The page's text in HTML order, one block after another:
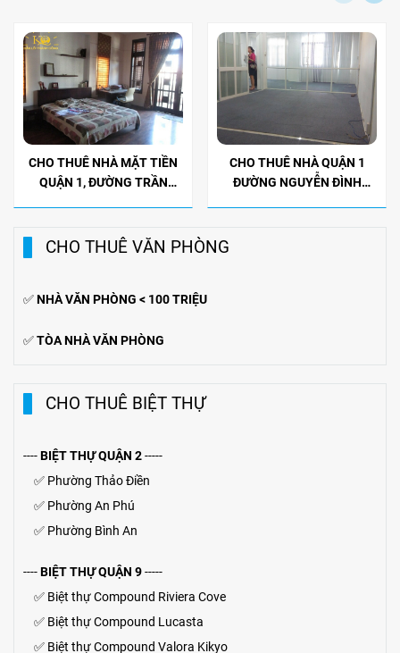
CHO THUÊ NHÀ MẶT TIỀN
QUẬN 1, ĐƯỜNG TRẦN
CHO THUÊ NHÀ QUẬN 1
ĐƯỜNG NGUYỄN ĐÌNH
CHO THUÊ VĂN PHÒNG
✅NHÀ VĂN PHÒNG < 100 TRIỆU
✅TÒA NHÀ VĂN PHÒNG
CHO THUÊ BIỆT THỰ
----BIỆT THỰ QUẬN 2-----
✅ Phường Thảo Điền
✅ Phường An Phú
✅ Phường Bình An
----BIỆT THỰ QUẬN 9-----
✅ Biệt thự Compound Riviera Cove
✅ Biệt thựCompound Lucasta
✅ Biệt thựCompound Valora Kikyo